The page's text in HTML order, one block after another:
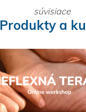
súvisiace
Produkty a